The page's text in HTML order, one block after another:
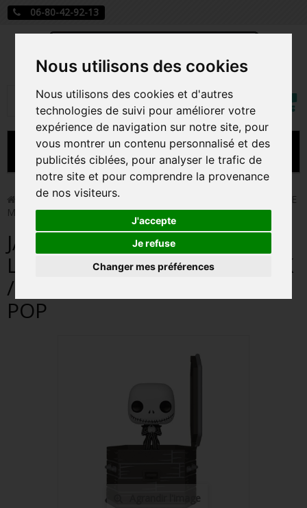
Nous utilisons des cookies
Nous utilisons des cookies et d'autres
technologies de suivi pour améliorer votre
expérience de navigation sur notre site, pour
vous montrer un contenu personnalisé et des
publicités ciblées, pour analyser le trafic de
notre site et pour comprendre la provenance
de nos visiteurs.
J'accepte
Je refuse
Changer mes préférences
06-80-42-92-13
Rechercher
Mon
MENU
CARTE A JOUER
PRÉCOMMANDE FIGURINES POP
FIGURINES POP MANGA
FIGURINES POP DISNEY
FIGURINES POP MARVEL
FIGURINES POP HARRY POTTER
FIGURINES POP STAR WARS
Funko Pop! > JACK SKELLINGTON / L'ETRANGE NOEL DE
MR JACK / FIGURINE COFFIN POCKET POP
JACK SKELLINGTON /
L'ETRANGE NOEL DE MR JACK
/ FIGURINE COFFIN POCKET
POP
Agrandir l'image